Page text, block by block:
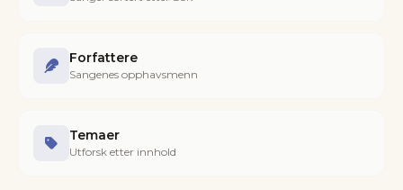
Forfattere
Sangenes opphavsmenn
Temaer
Utforsk etter innhold